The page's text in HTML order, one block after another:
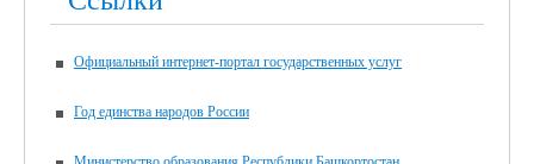
основной общеобразовательной программе, в 2026 году
21 мая 2026 года – по учебным предметам «Русский язык»,
25 мая 2026 года – по учебным предметам «Математика»,
Официальный интернет-портал государственных услуг
Год единства народов России